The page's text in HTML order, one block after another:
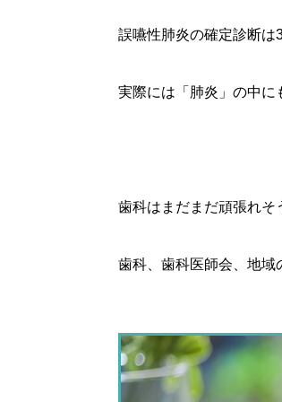
誤嚥性肺炎の確定診断は
実際には「肺炎」の中に
歯科はまだまだ頑張れそ
歯科、歯科医師会、地域